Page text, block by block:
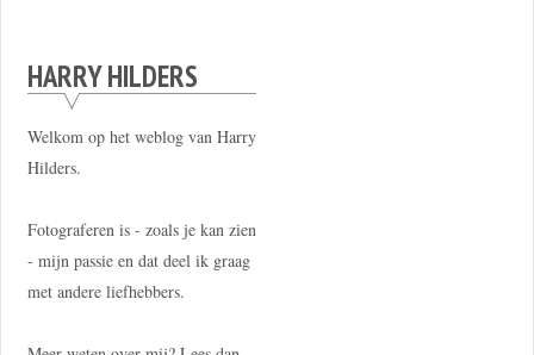
HARRY HILDERS
Welkom op het weblog van Harry
Hilders.
Fotograferen is - zoals je kan zien
- mijn passie en dat deel ik graag
met andere liefhebbers.